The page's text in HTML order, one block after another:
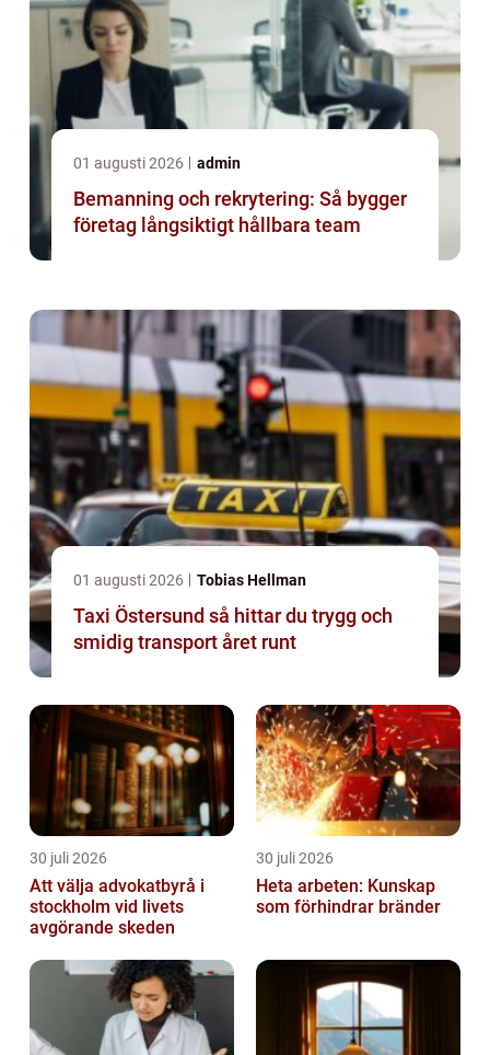
01 augusti 2026 admin
Bemanning och rekrytering: Så bygger
företag långsiktigt hållbara team
01 augusti 2026 Tobias Hellman
Taxi Östersund så hittar du trygg och
smidig transport året runt
30 juli 2026
Att välja advokatbyrå i
stockholm vid livets
avgörande skeden
30 juli 2026
Heta arbeten: Kunskap
som förhindrar bränder